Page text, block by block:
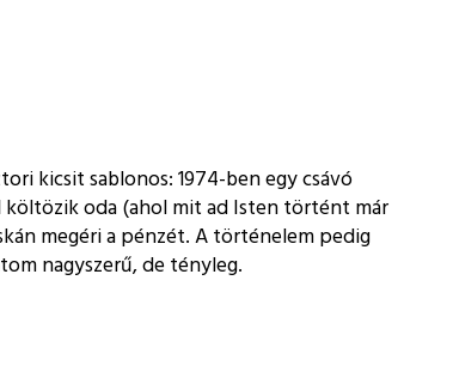
kicsit sablonos: 1974-ben egy csávó
költözik oda (ahol mit ad Isten történt már
megéri a pénzét. A történelem pedig
nagyszerű, de tényleg.